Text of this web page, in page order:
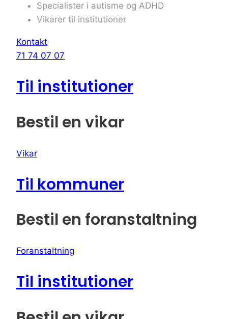
Specialister i autisme og ADHD
Vikarer til institutioner
Kontakt
71 74 07 07
Til institutioner
Bestil en vikar
Vikar
Til kommuner
Bestil en foranstaltning
Foranstaltning
Til institutioner